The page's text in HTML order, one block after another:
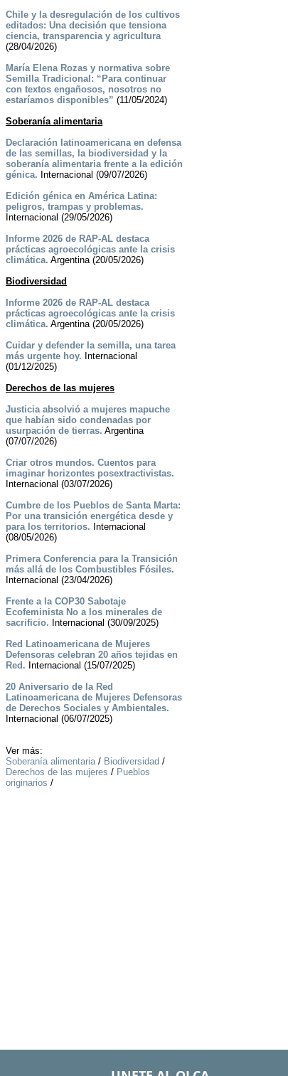
Chile y la desregulación de los cultivos
editados: Una decisión que tensiona
ciencia, transparencia y agricultura
(28/04/2026)
María Elena Rozas y normativa sobre
Semilla Tradicional: “Para continuar
con textos engañosos, nosotros no
estaríamos disponibles” (11/05/2024)
Soberanía alimentaria
Declaración latinoamericana en defensa
de las semillas, la biodiversidad y la
soberanía alimentaria frente a la edición
génica. Internacional (09/07/2026)
Edición génica en América Latina:
peligros, trampas y problemas.
Internacional (29/05/2026)
Informe 2026 de RAP-AL destaca
prácticas agroecológicas ante la crisis
climática. Argentina (20/05/2026)
Biodiversidad
Informe 2026 de RAP-AL destaca
prácticas agroecológicas ante la crisis
climática. Argentina (20/05/2026)
Cuidar y defender la semilla, una tarea
más urgente hoy. Internacional
(01/12/2025)
Derechos de las mujeres
Justicia absolvió a mujeres mapuche
que habían sido condenadas por
usurpación de tierras. Argentina
(07/07/2026)
Criar otros mundos. Cuentos para
imaginar horizontes posextractivistas.
Internacional (03/07/2026)
Cumbre de los Pueblos de Santa Marta:
Por una transición energética desde y
para los territorios. Internacional
(08/05/2026)
Primera Conferencia para la Transición
más allá de los Combustibles Fósiles.
Internacional (23/04/2026)
Frente a la COP30 Sabotaje
Ecofeminista No a los minerales de
sacrificio. Internacional (30/09/2025)
Red Latinoamericana de Mujeres
Defensoras celebran 20 años tejidas en
Red. Internacional (15/07/2025)
20 Aniversario de la Red
Latinoamericana de Mujeres Defensoras
de Derechos Sociales y Ambientales.
Internacional (06/07/2025)
Ver más:
Soberanía alimentaria/ Biodiversidad /
Derechos de las mujeres / Pueblos
originarios /